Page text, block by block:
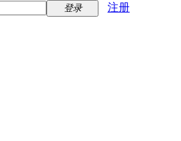
登录
注册